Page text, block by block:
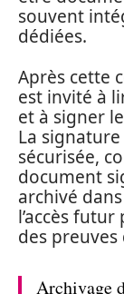
souvent
dédiées.
Après cette
est invité à
et à signer
La
sécurisée,
document
archivé
l’accès
des
Archivage